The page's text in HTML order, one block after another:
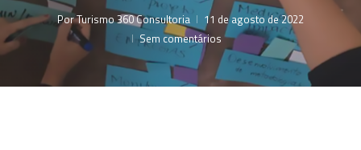
PorTurismo 360 Consultoria
11 de agosto de 2022
Sem comentários